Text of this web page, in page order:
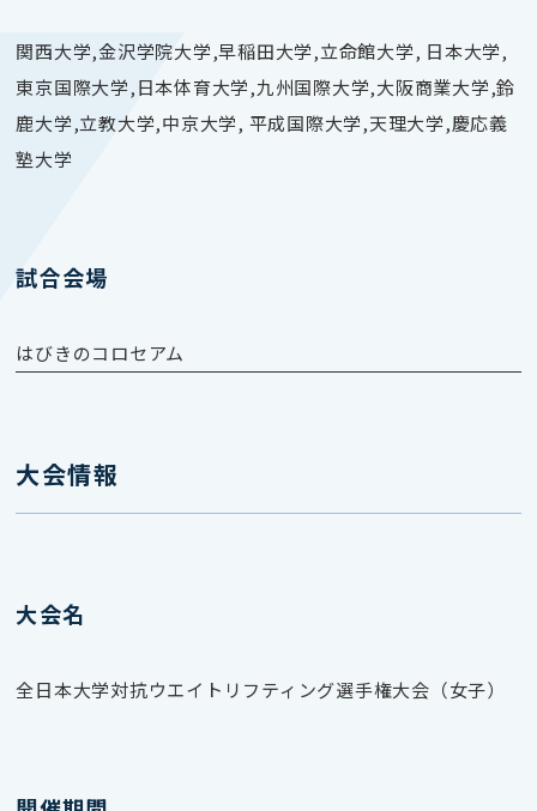
関西大学,金沢学院大学,早稲田大学,立命館大学, 日本大学,
東京国際大学,日本体育大学,九州国際大学,大阪商業大学,鈴
鹿大学,立教大学,中京大学, 平成国際大学,天理大学,慶応義
塾大学
試合会場
はびきのコロセアム
大会情報
大会名
全日本大学対抗ウエイトリフティング選手権大会（女子）